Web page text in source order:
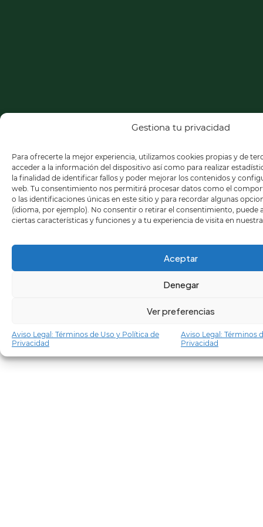
Gestiona tu privacidad
Para ofrecerte la mejor experiencia, utilizamos cookies propias y de
acceder a la información del dispositivo así como para realizar
la finalidad de identificar fallos y poder mejorar los contenidos y
web. Tu consentimiento nos permitirá procesar datos como el
o las identificaciones únicas en este sitio y para recordar algunas
(idioma, por ejemplo). No consentir o retirar el consentimiento, puede
ciertas características y funciones y a tu experiencia de visita en
Aceptar
Denegar
Ver preferencias
Aviso Legal: Términos de Uso y Política de
Privacidad
Aviso Legal: Términos
Privacidad